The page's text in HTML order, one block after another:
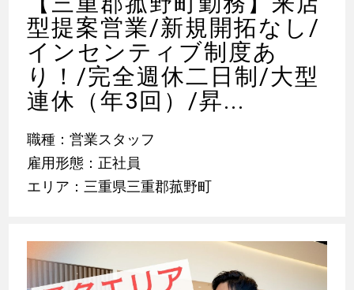
型提案営業/新規開拓なし/
インセンティブ制度あ
り！/完全週休二日制/大型
連休（年3回）/昇...
職種：営業スタッフ
雇用形態：正社員
エリア：三重県三重郡菰野町